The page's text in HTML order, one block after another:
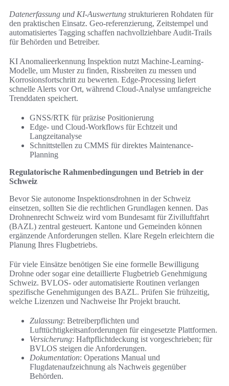
Datenerfassung und KI-Auswertung strukturieren Rohdaten für
den praktischen Einsatz. Geo-referenzierung, Zeitstempel und
automatisiertes Tagging schaffen nachvollziehbare Audit-Trails
für Behörden und Betreiber.
KI Anomalieerkennung Inspektion nutzt Machine-Learning-
Modelle, um Muster zu finden, Rissbreiten zu messen und
Korrosionsfortschritt zu bewerten. Edge-Processing liefert
schnelle Alerts vor Ort, während Cloud-Analyse umfangreiche
Trenddaten speichert.
GNSS/RTK für präzise Positionierung
Edge- und Cloud-Workflows für Echtzeit und
Langzeitanalyse
Schnittstellen zu CMMS für direktes Maintenance-
Planning
Regulatorische Rahmenbedingungen und Betrieb in der
Schweiz
Bevor Sie autonome Inspektionsdrohnen in der Schweiz
einsetzen, sollten Sie die rechtlichen Grundlagen kennen. Das
Drohnenrecht Schweiz wird vom Bundesamt für Zivilluftfahrt
(BAZL) zentral gesteuert. Kantone und Gemeinden können
ergänzende Anforderungen stellen. Klare Regeln erleichtern die
Planung Ihres Flugbetriebs.
Für viele Einsätze benötigen Sie eine formelle Bewilligung
Drohne oder sogar eine detaillierte Flugbetrieb Genehmigung
Schweiz. BVLOS- oder automatisierte Routinen verlangen
spezifische Genehmigungen des BAZL. Prüfen Sie frühzeitig,
welche Lizenzen und Nachweise Ihr Projekt braucht.
Zulassung: Betreiberpflichten und
Lufttüchtigkeitsanforderungen für eingesetzte Plattformen.
Versicherung: Haftpflichtdeckung ist vorgeschrieben; für
BVLOS steigen die Anforderungen.
Dokumentation: Operations Manual und
Flugdatenaufzeichnung als Nachweis gegenüber
Behörden.